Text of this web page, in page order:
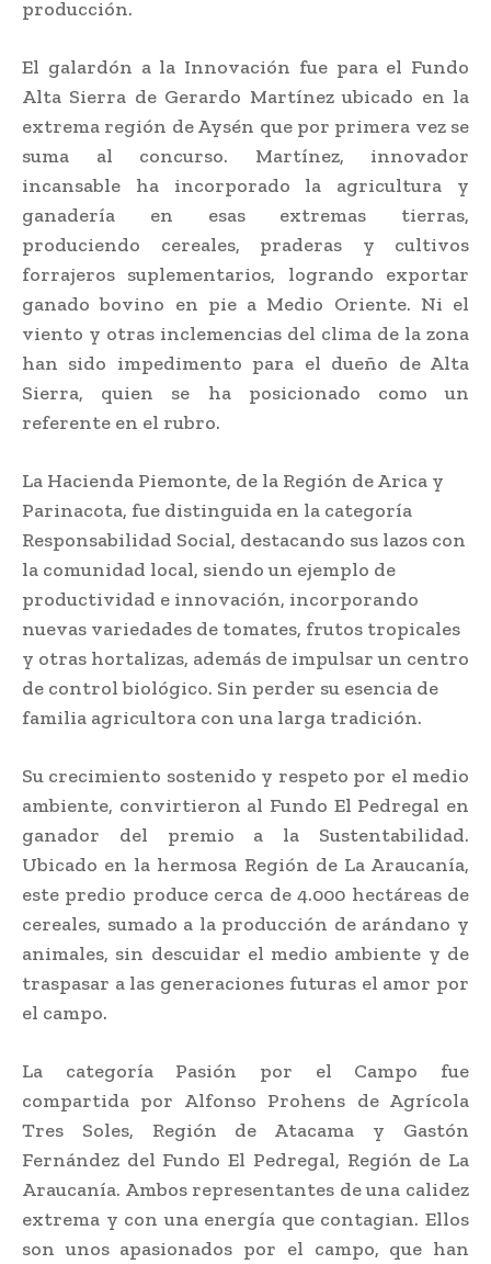
producción.
El galardón a la Innovación fue para el Fundo
Alta Sierra de Gerardo Martínez ubicado en la
extrema región de Aysén que por primera vez se
suma al concurso. Martínez, innovador
incansable ha incorporado la agricultura y
ganadería en esas extremas tierras,
produciendo cereales, praderas y cultivos
forrajeros suplementarios, logrando exportar
ganado bovino en pie a Medio Oriente. Ni el
viento y otras inclemencias del clima de la zona
han sido impedimento para el dueño de Alta
Sierra, quien se ha posicionado como un
referente en el rubro.
La Hacienda Piemonte, de la Región de Arica y
Parinacota, fue distinguida en la categoría
Responsabilidad Social, destacando sus lazos con
la comunidad local, siendo un ejemplo de
productividad e innovación, incorporando
nuevas variedades de tomates, frutos tropicales
y otras hortalizas, además de impulsar un centro
de control biológico. Sin perder su esencia de
familia agricultora con una larga tradición.
Su crecimiento sostenido y respeto por el medio
ambiente, convirtieron al Fundo El Pedregal en
ganador del premio a la Sustentabilidad.
Ubicado en la hermosa Región de La Araucanía,
este predio produce cerca de 4.000 hectáreas de
cereales, sumado a la producción de arándano y
animales, sin descuidar el medio ambiente y de
traspasar a las generaciones futuras el amor por
el campo.
La categoría Pasión por el Campo fue
compartida por Alfonso Prohens de Agrícola
Tres Soles, Región de Atacama y Gastón
Fernández del Fundo El Pedregal, Región de La
Araucanía. Ambos representantes de una calidez
extrema y con una energía que contagian. Ellos
son unos apasionados por el campo, que han